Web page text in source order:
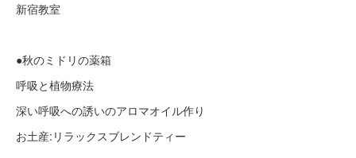
新宿教室
●秋のミドリの薬箱
呼吸と植物療法
深い呼吸への誘いのアロマオイル作り
お土産:リラックスブレンドティー